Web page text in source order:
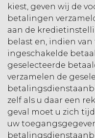
kiest, geven wij de
betalingen
aan de
belast en, indien
ingeschakelde
geselecteerde
verzamelen de
zelf als u daar een
geval moet u zich
uw